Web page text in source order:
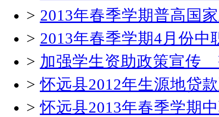
> 2013年春季学期普高国
> 2013年春季学期4月份
> 加强学生资助政策宣传
>怀远县2012年生源地贷
>怀远县2013年春季学期